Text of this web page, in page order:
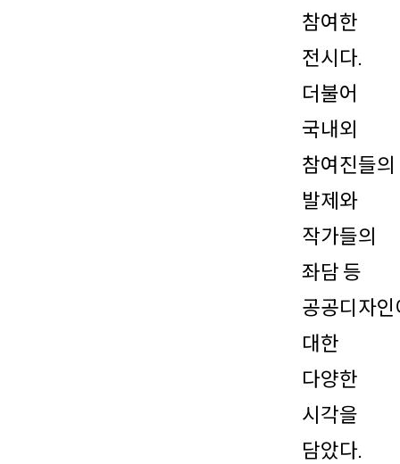
참여한
전시다.
더불어
국내외
참여진들의
발제와
작가들의
좌담 등
공공디자
대한
다양한
시각을
담았다.